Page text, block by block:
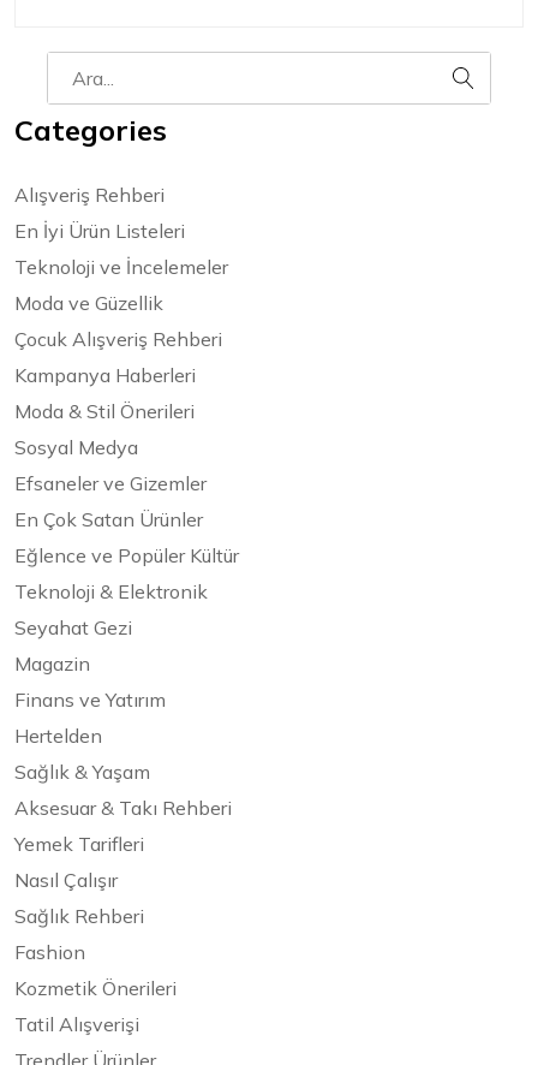
Categories
Alışveriş Rehberi
En İyi Ürün Listeleri
Teknoloji ve İncelemeler
Moda ve Güzellik
Çocuk Alışveriş Rehberi
Kampanya Haberleri
Moda & Stil Önerileri
Sosyal Medya
Efsaneler ve Gizemler
En Çok Satan Ürünler
Eğlence ve Popüler Kültür
Teknoloji & Elektronik
Seyahat Gezi
Magazin
Finans ve Yatırım
Hertelden
Sağlık & Yaşam
Aksesuar & Takı Rehberi
Yemek Tarifleri
Nasıl Çalışır
Sağlık Rehberi
Fashion
Kozmetik Önerileri
Tatil Alışverişi